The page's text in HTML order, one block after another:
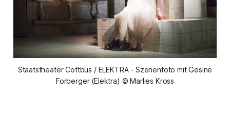
Staatstheater Cottbus / ELEKTRA - Szenenfoto mit Gesine
Forberger (Elektra) © Marlies Kross